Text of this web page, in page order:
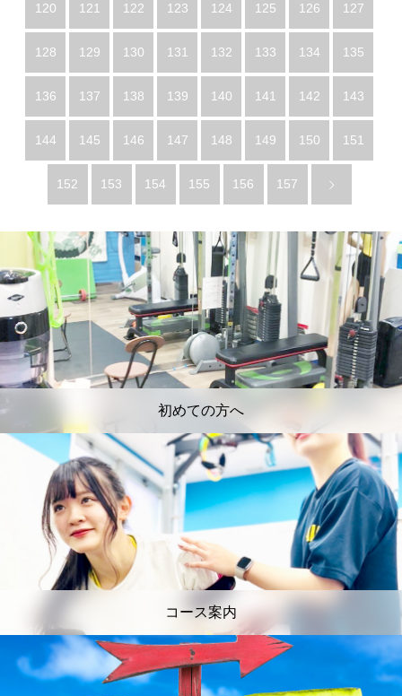
120 121 122 123 124 125 126 127
128 129 130 131 132 133 134 135
136 137 138 139 140 141 142 143
144 145 146 147 148 149 150 151
152 153 154 155 156 157
初めての方へ
コース案内